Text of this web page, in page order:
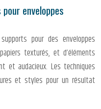
enveloppes
pour des enveloppes
texturés, et d’éléments
et audacieux. Les techniques
et styles pour un résultat